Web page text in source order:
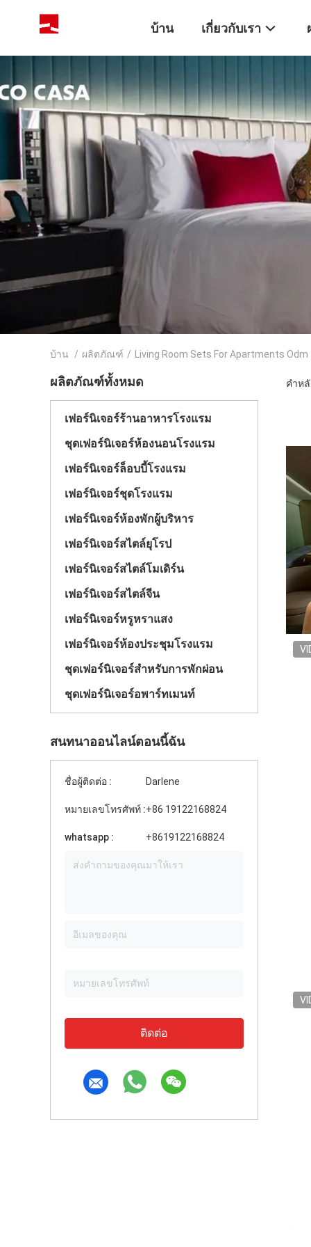
บ้าน เกี่ยวกับเรา
บ้าน / ผลิตภัณฑ์ / Living Room Sets For Apartments Odm
ผลิตภัณฑ์ทั้งหมด
เฟอร์นิเจอร์ร้านอาหารโรงแรม
ชุดเฟอร์นิเจอร์ห้องนอนโรงแรม
เฟอร์นิเจอร์ล็อบบี้โรงแรม
เฟอร์นิเจอร์ชุดโรงแรม
เฟอร์นิเจอร์ห้องพักผู้บริหาร
เฟอร์นิเจอร์สไตล์ยุโรป
เฟอร์นิเจอร์สไตล์โมเดิร์น
เฟอร์นิเจอร์สไตล์จีน
เฟอร์นิเจอร์หรูหราแสง
เฟอร์นิเจอร์ห้องประชุมโรงแรม
ชุดเฟอร์นิเจอร์สําหรับการพักผ่อน
ชุดเฟอร์นิเจอร์อพาร์ทเมนท์
สนทนาออนไลน์ตอนนี้ฉัน
ชื่อผู้ติดต่อ : Darlene
หมายเลขโทรศัพท์ :+86 19122168824
whatsapp : +8619122168824
ติดต่อ
คำห